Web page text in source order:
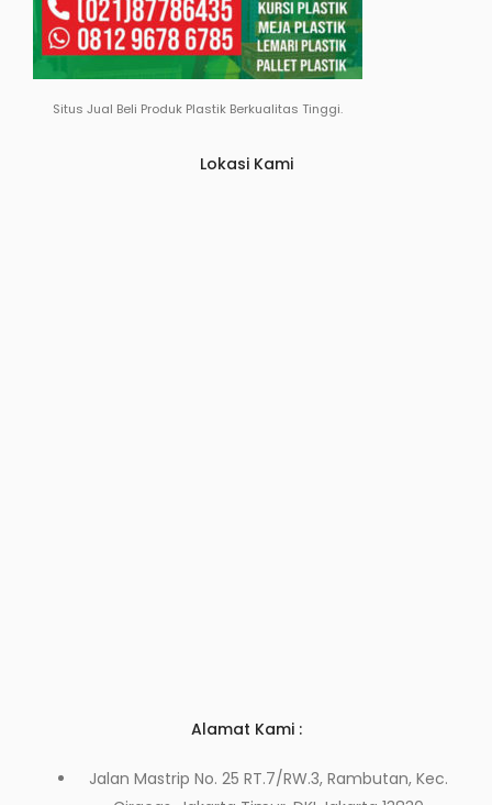
Situs Jual Beli Produk Plastik Berkualitas Tinggi.
Lokasi Kami
Alamat Kami :
Jalan Mastrip No. 25 RT.7/RW.3, Rambutan, Kec.